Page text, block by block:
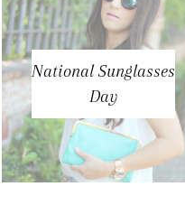
National Sunglasses
Day